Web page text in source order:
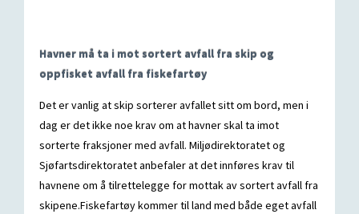
Havner må ta i mot sortert avfall fra skip og
oppfisket avfall fra fiskefartøy
Det er vanlig at skip sorterer avfallet sitt om bord, men i
dag er det ikke noe krav om at havner skal ta imot
sorterte fraksjoner med avfall. Miljødirektoratet og
Sjøfartsdirektoratet anbefaler at det innføres krav til
havnene om å tilrettelegge for mottak av sortert avfall fra
skipene.Fiskefartøy kommer til land med både eget avfall